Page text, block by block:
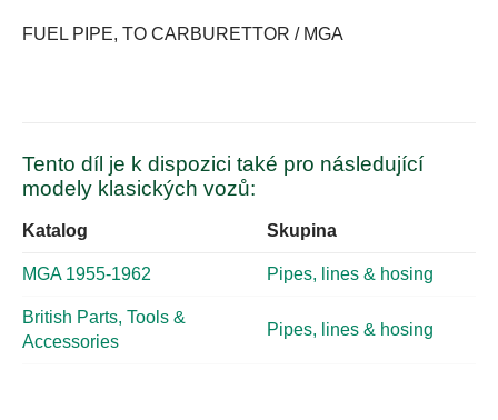
FUEL PIPE, TO CARBURETTOR / MGA
Tento díl je k dispozici také pro následující
modely klasických vozů:
Katalog Skupina
MGA 1955-1962 Pipes, lines & hosing
British Parts, Tools &
Accessories
Pipes, lines & hosing